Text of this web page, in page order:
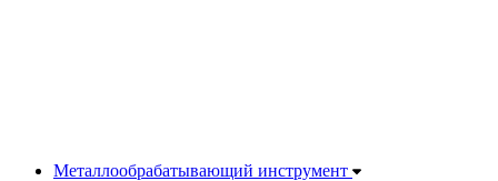
Металлообрабатывающий инструмент